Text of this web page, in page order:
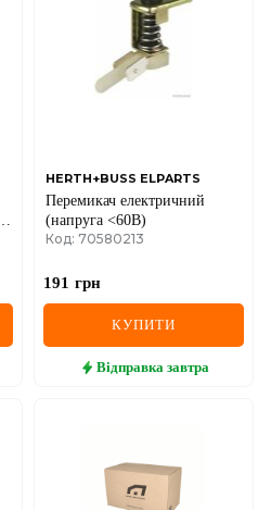
HERTH+BUSS ELPARTS
Перемикач електричний
(напруга <60В)
Код: 70580213
191 грн
КУПИТИ
Відправка завтра